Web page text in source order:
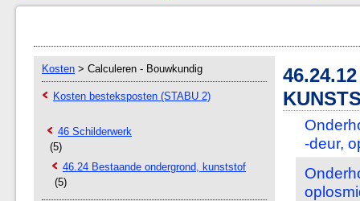
Kosten > Calculeren - Bouwkundig
Kosten besteksposten (STABU 2)
46 Schilderwerk
(5)
46.24 Bestaande ondergrond, kunststof
(5)
-deur,